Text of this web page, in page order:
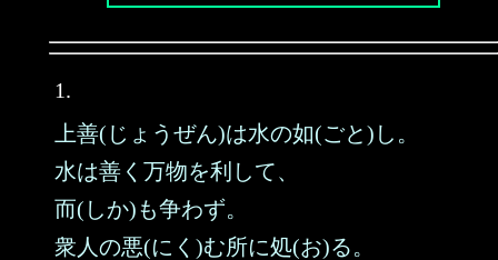
1.
上善(じょうぜん)は水の如(ごと)し。
水は善く万物を利して、
而(しか)も争わず。
衆人の悪(にく)む所に処(お)る。